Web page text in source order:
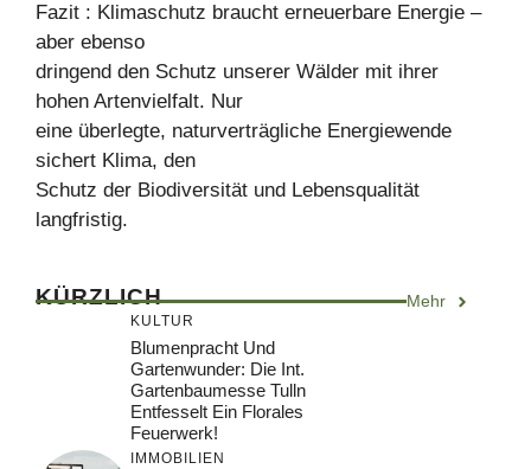
Fazit : Klimaschutz braucht erneuerbare Energie –
aber ebenso
dringend den Schutz unserer Wälder mit ihrer
hohen Artenvielfalt. Nur
eine überlegte, naturverträgliche Energiewende
sichert Klima, den
Schutz der Biodiversität und Lebensqualität
langfristig.
KÜRZLICH Mehr
KULTUR
Blumenpracht Und
Gartenwunder: Die Int.
Gartenbaumesse Tulln
Entfesselt Ein Florales
Feuerwerk!
IMMOBILIEN